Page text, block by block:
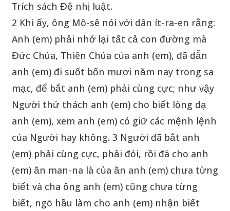
Trích sách Đệ nhị luật.
2 Khi ấy, ông Mô-sê nói với dân ít-ra-en rằng:
Anh (em) phải nhớ lại tất cả con đường mà
Đức Chúa, Thiên Chúa của anh (em), đã dẫn
anh (em) đi suốt bốn mươi năm nay trong sa
mạc, để bắt anh (em) phải cùng cực; như vậy
Người thử thách anh (em) cho biết lòng dạ
anh (em), xem anh (em) có giữ các mệnh lệnh
của Người hay không. 3 Người đã bắt anh
(em) phải cùng cực, phải đói, rồi đã cho anh
(em) ăn man-na là của ăn anh (em) chưa từng
biết và cha ông anh (em) cũng chưa từng
biết, ngõ hầu làm cho anh (em) nhận biết